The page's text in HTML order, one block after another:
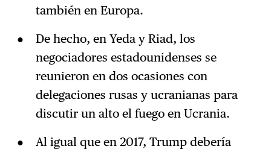
también en Europa.
De hecho, en Yeda y Riad, los
negociadores estadounidenses se
reunieron en dos ocasiones con
delegaciones rusas y ucranianas para
discutir un alto el fuego en Ucrania.
Al igual que en 2017, Trump debería